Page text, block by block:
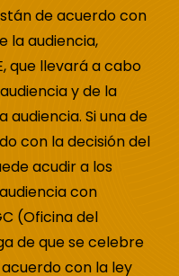
de acuerdo con
la audiencia,
que llevará a cabo
y de la
audiencia. Si una de
con la decisión del
acudir a los
con
(Oficina del
de que se celebre
con la ley